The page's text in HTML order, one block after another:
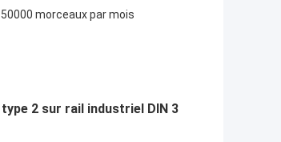
50000 morceaux par mois
2 sur rail industriel DIN 3